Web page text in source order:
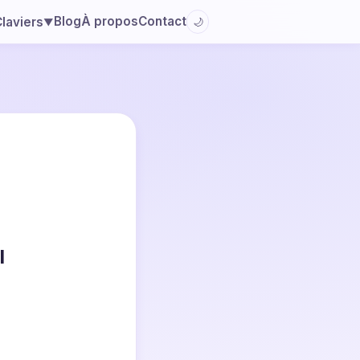
▼BlogÀ proposContact 🌙